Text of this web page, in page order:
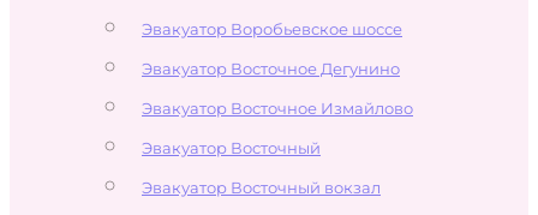
Эвакуатор Воробьевское шоссе
Эвакуатор Восточное Дегунино
Эвакуатор Восточное Измайлово
Эвакуатор Восточный
Эвакуатор Восточный вокзал